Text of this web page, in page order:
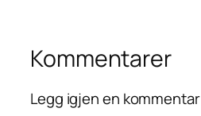
Kommentarer
Legg igjen en kommentar